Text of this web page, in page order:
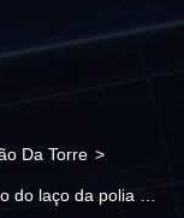
Da Torre >
do laço da polia das